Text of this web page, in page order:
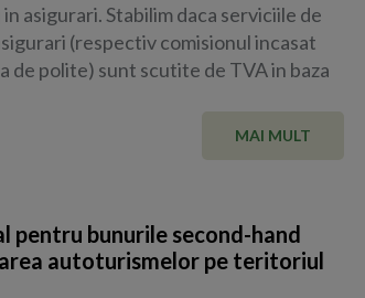
asigurari. Stabilim daca serviciile de
(respectiv comisionul incasat
de polite) sunt scutite de TVA in baza
MAI MULT
pentru bunurile second-hand
autoturismelor pe teritoriul